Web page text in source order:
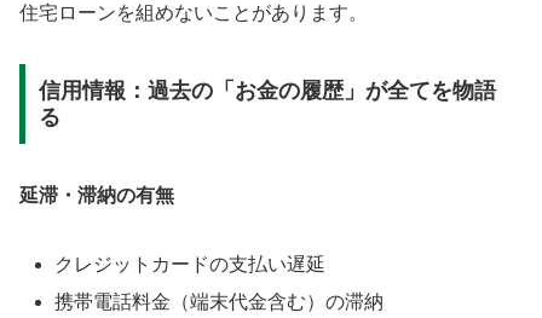
住宅ローンを組めないことがあります。
信用情報：過去の「お金の履歴」が全てを物語
る
延滞・滞納の有無
クレジットカードの支払い遅延
携帯電話料金（端末代金含む）の滞納